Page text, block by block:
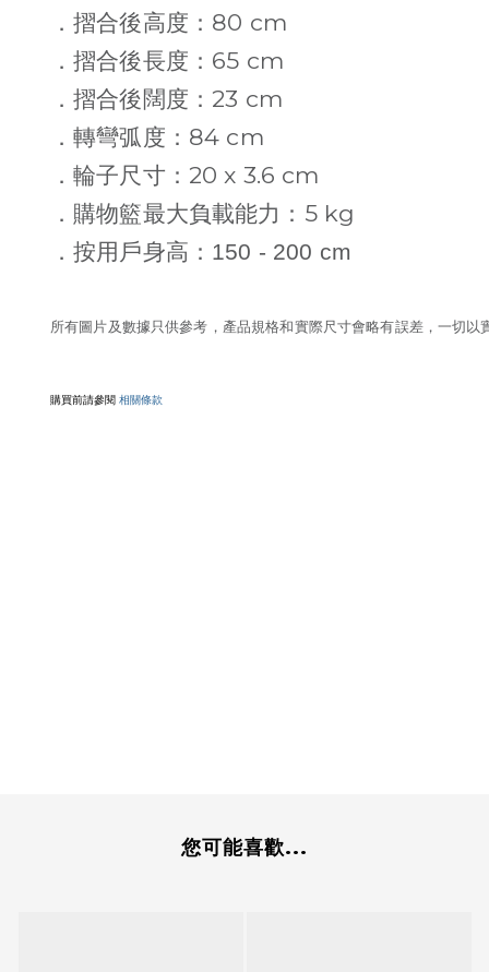
．摺合後高度： 80 cm
．摺合後長度： 65 cm
．摺合後闊度： 23 cm
．轉彎弧度： 84 cm
．輪子尺寸： 20 x 3.6 cm
．購物籃最大負載能力： 5 kg
．按用戶身高： 150 - 200 cm
所有圖片及數據只供參考，產品規格和實際尺寸會略有誤差，一切
購買前請參閱 相關條款
您可能喜歡...